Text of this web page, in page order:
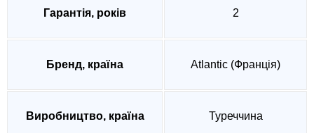
Гарантія, років 2
Бренд, країна Atlantic (Франція)
Виробництво, країна Туреччина